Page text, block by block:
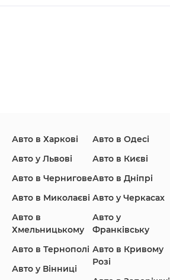
Infiniti Jaguar
Lincoln Maserati
Авто в Харкові
Авто у Львові
Авто в Чернигове
Авто в Миколаєві
Авто в
Хмельницькому
Авто в Тернополі
Авто у Вінниці
Авто в Одесі
Авто в Києві
Авто в Дніпрі
Авто у Черкасах
Авто у
Франківську
Авто в Кривому
Розі